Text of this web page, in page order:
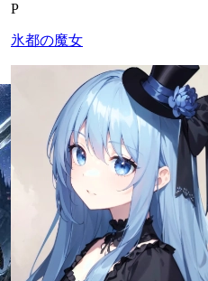
P
氷都の魔女